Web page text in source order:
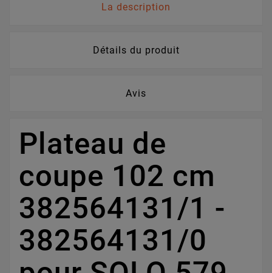
La description
Détails du produit
Avis
Plateau de
coupe 102 cm
382564131/1 -
382564131/0